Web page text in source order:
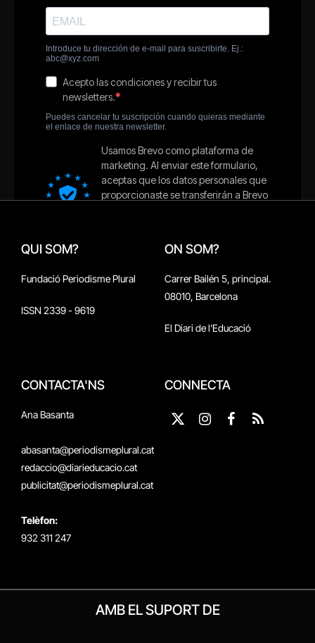
QUI SOM?
Fundació Periodisme Plural
ISSN 2339 - 9619
ON SOM?
Carrer Bailén 5, principal.
08010, Barcelona
El Diari de l'Educació
CONTACTA'NS
Ana Basanta
abasanta@periodismeplural.cat
redaccio@diarieducacio.cat
publicitat@periodismeplural.cat
Telèfon:
932 311 247
CONNECTA
X
Instagram
Facebook
RSS
AMB EL SUPORT DE